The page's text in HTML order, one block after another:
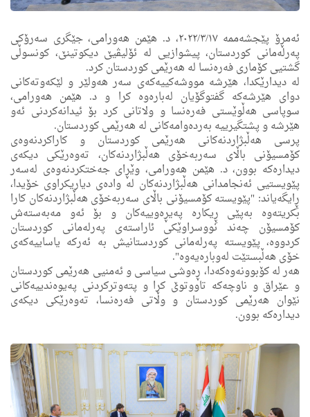
ئه‌مڕۆ پێجشه‌ممه‌ ٢٠٢٢/٣/١٧، د. هێمن هه‌ورامی، جێگری سه‌رۆكی
په‌رله‌مانی كوردستان، پیشوازیی له‌ ئۆلیڤیێ دیكوتینێ، كونسوڵی
گشتیی كۆماری فه‌ره‌نسا له‌ هه‌رێمی كوردستان كرد.
له‌ دیدارێكدا، هێرشه‌ مووشه‌كییه‌كه‌ى سه‌ر هه‌ولێر و لێكه‌وته‌كانی
دوای هێرشه‌كه‌ گفتوگۆیان له‌باره‌وه‌ كرا و د. هێمن هه‌ورامی،
سوپاسی هه‌ڵوێستی فه‌ره‌نسا و ولاتانی كرد بۆ ئیدانه‌كردنی ئه‌و
هێرشه‌ و پشتگیرییه‌ به‌رده‌وامه‌كانی له‌ هه‌رێمی كوردستان.
پرسی هه‌ڵبژاردنه‌كانی هه‌رێمی كوردستان و كاراكردنه‌وه‌ى
كۆمسیۆنی باڵای سه‌ربه‌خۆی هه‌ڵبژاردنه‌كان، ته‌وه‌رێكی دیكه‌ی
دیداره‌كه‌ بوون، د. هێمن هه‌ورامی، وێڕای جه‌ختكردنه‌وه‌ى له‌سه‌ر
پێویستیی ئه‌نجامدانى هه‌ڵبژاردنه‌كان له‌ واده‌ى دیاریكراوی خۆیدا،
ڕِایگه‌یاند: "پێویسته‌ كۆمسیۆنی باڵای سه‌ربه‌خۆی هه‌ڵبژاردنه‌كان كارا
بكریته‌وه‌ به‌پێی ڕِیكاره‌ په‌یڕه‌وییه‌كان و بۆ ئه‌و مه‌به‌سته‌ش
كۆمسیۆن چه‌ند نووسراوێكی ئاراسته‌ی په‌رله‌مانی كوردستان
كردووه‌، پێویسته‌ په‌رله‌مانی كوردستانیش به‌ ئه‌ركه‌ یاساییه‌كه‌ی
خۆى هه‌ڵبستێت له‌وباره‌یه‌وه‌".
هه‌ر له‌ كۆبوونه‌وه‌كه‌دا، ڕه‌وشی سیاسی و ئه‌منیى هه‌رێمی كوردستان
و عێراق و ناوچه‌كه‌ تاووتوێ كرا و پته‌وتركردنی په‌یوه‌ندییه‌كانی
نێوان هه‌رێمی كوردستان و وڵاتی فه‌ره‌نسا، ته‌وه‌رێكی دیكه‌ی
دیداره‌كه‌ بوون.